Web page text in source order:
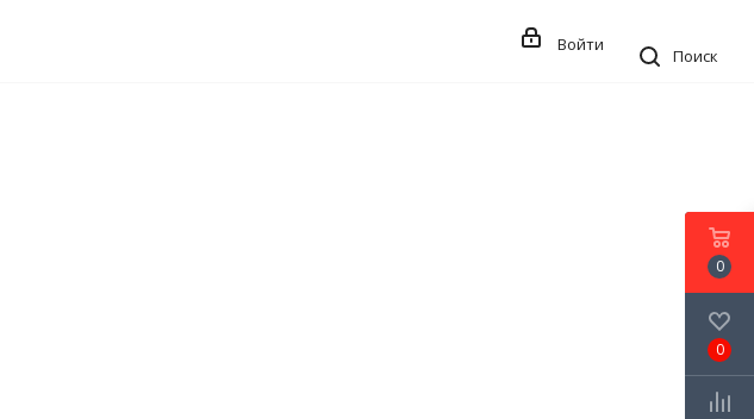
Поиск
Войти
0
0